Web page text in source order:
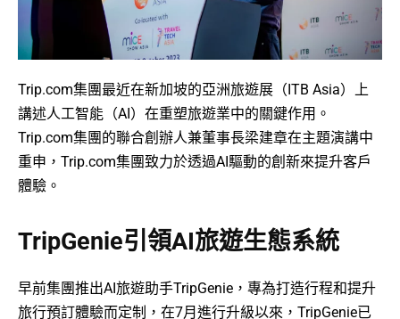
Trip.com集團最近在新加坡的亞洲旅遊展（ITB Asia）上
講述人工智能（AI）在重塑旅遊業中的關鍵作用。
Trip.com集團的聯合創辦人兼董事長梁建章在主題演講中
重申，Trip.com集團致力於透過AI驅動的創新來提升客戶
體驗。
TripGenie引領AI旅遊生態系統
早前集團推出AI旅遊助手TripGenie，專為打造行程和提升
旅行預訂體驗而定制，在7月進行升級以來，TripGenie已